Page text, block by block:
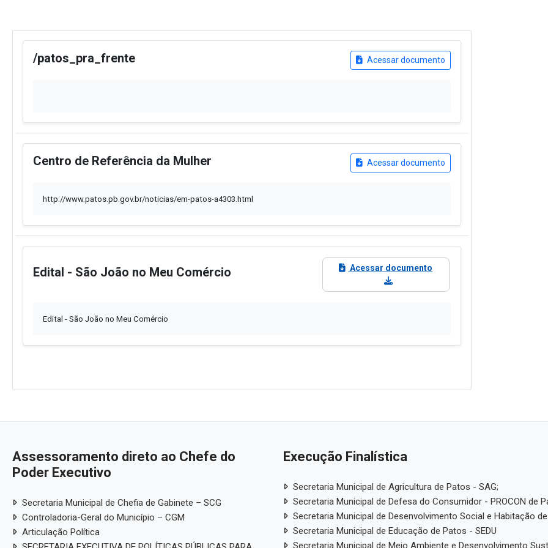
/patos_pra_frente Acessar documento
Centro de Referência da Mulher Acessar documento
http://www.patos.pb.gov.br/noticias/em-patos-a4303.html
Edital - São João no Meu Comércio Acessar documento
Edital - São João no Meu Comércio
Assessoramento direto ao Chefe do
Poder Executivo
Secretaria Municipal de Chefia de Gabinete – SCG
Controladoria-Geral do Município – CGM
Articulação Política
Execução Finalística
Secretaria Municipal de Agricultura de Patos - SAG;
Secretaria Municipal de Defesa do Consumidor - PROCON de
Secretaria Municipal de Desenvolvimento Social e Habitação
Secretaria Municipal de Educação de Patos - SEDU
Secretaria Municipal de Meio Ambiente e Desenvolvimento